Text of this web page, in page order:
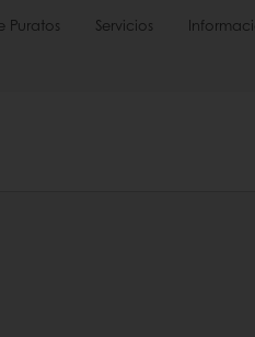
Puratos Servicios